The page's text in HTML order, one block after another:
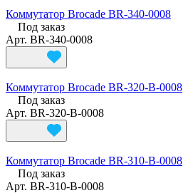
Коммутатор Brocade BR-340-0008
Под заказ
Арт. BR-340-0008
Коммутатор Brocade BR-320-B-0008
Под заказ
Арт. BR-320-B-0008
Коммутатор Brocade BR-310-B-0008
Под заказ
Арт. BR-310-B-0008